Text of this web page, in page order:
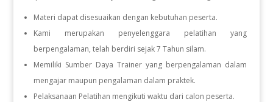
Materi dapat disesuaikan dengan kebutuhan peserta.
Kami merupakan penyelenggara pelatihan yang
berpengalaman, telah berdiri sejak 7 Tahun silam.
Memiliki Sumber Daya Trainer yang berpengalaman dalam
mengajar maupun pengalaman dalam praktek.
Pelaksanaan Pelatihan mengikuti waktu dari calon peserta.